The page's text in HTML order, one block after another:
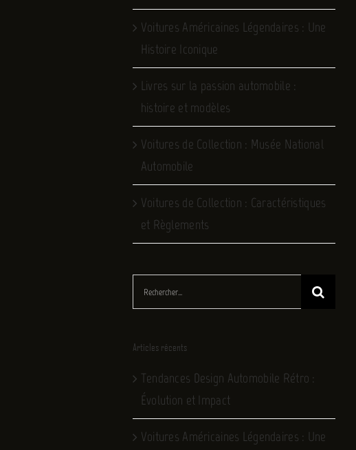
Voitures Américaines Légendaires : Une
Histoire Iconique
Livres sur la passion automobile :
histoire et modèles
Voitures de Collection : Musée National
Automobile
Voitures de Collection : Caractéristiques
et Règlements
Rechercher:
Articles récents
Tendances Design Automobile Rétro :
Évolution et Impact
Voitures Américaines Légendaires : Une